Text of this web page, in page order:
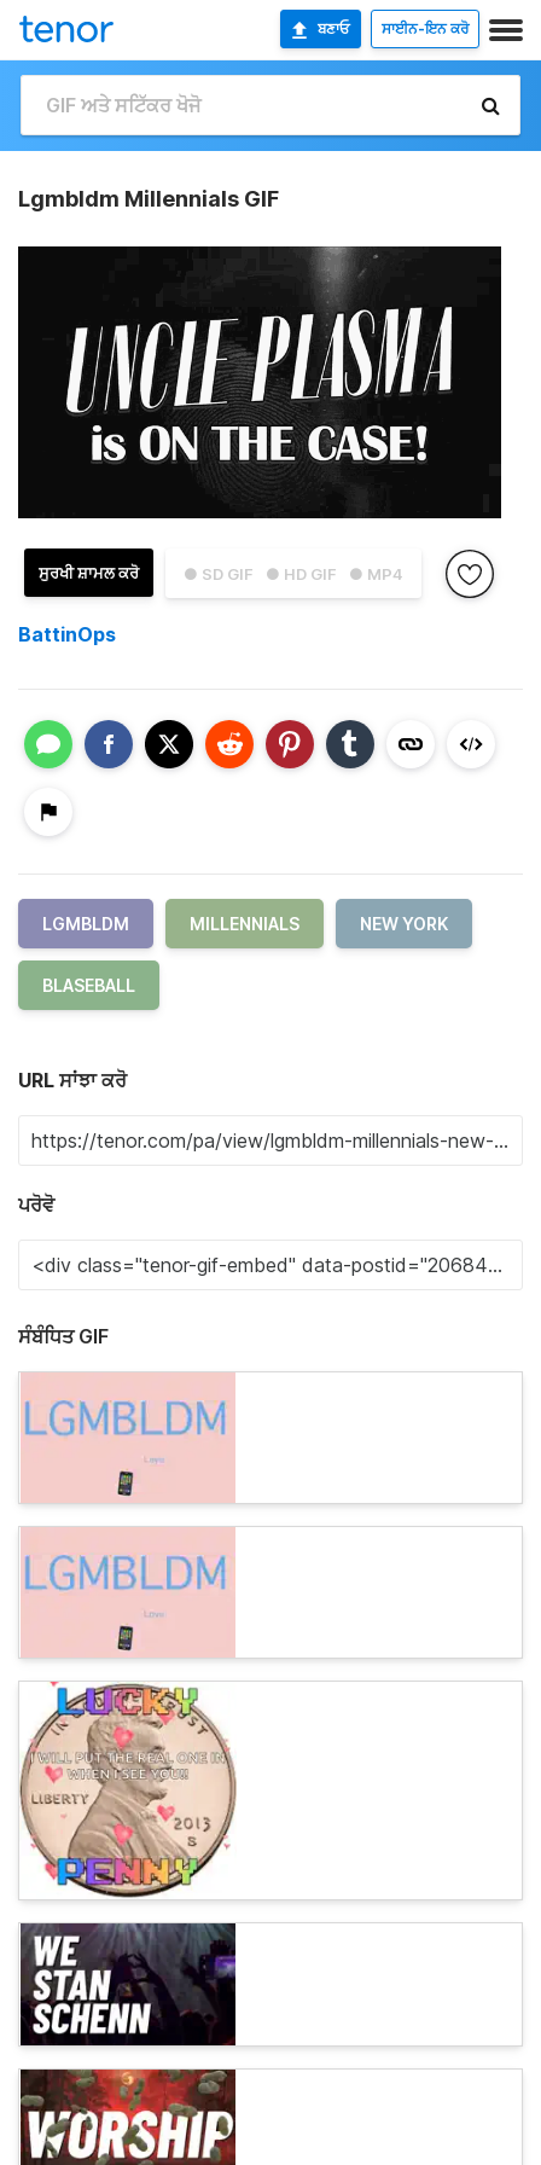
ਬਣਾਓ ਸਾਈਨ-ਇਨ ਕਰੋ
Lgmbldm Millennials GIF
● SD GIF ● HD GIF ● MP4
ਸੁਰਖੀ ਸ਼ਾਮਲ ਕਰੋ
BattinOps
LGMBLDM MILLENNIALS NEW YORK
BLASEBALL
URL ਸਾਂਝਾ ਕਰੋ
ਪਰੋਵੋ
ਸੰਬੰਧਿਤ GIF